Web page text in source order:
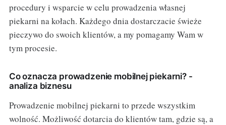
procedury i wsparcie w celu prowadzenia własnej
piekarni na kołach. Każdego dnia dostarczacie świeże
pieczywo do swoich klientów, a my pomagamy Wam w
tym procesie.
Co oznacza prowadzenie mobilnej piekarni? -
analiza biznesu
Prowadzenie mobilnej piekarni to przede wszystkim
wolność. Możliwość dotarcia do klientów tam, gdzie są, a